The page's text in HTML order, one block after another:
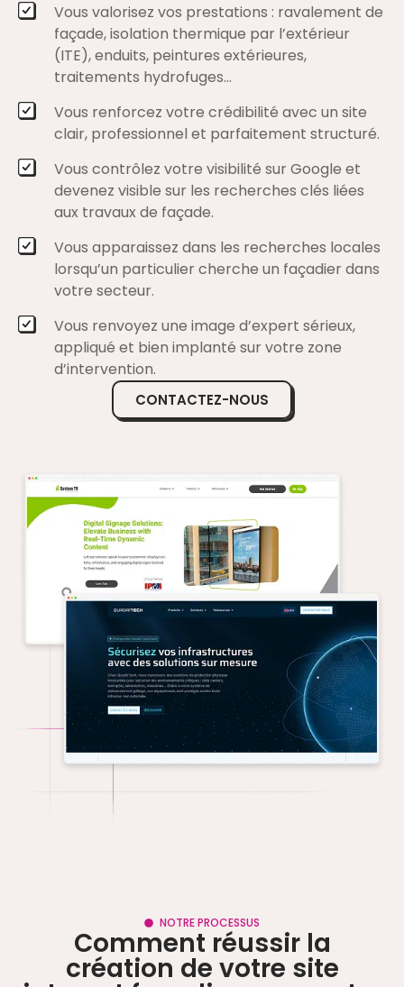
Vous valorisez vos prestations : ravalement de
façade, isolation thermique par l’extérieur
(ITE), enduits, peintures extérieures,
traitements hydrofuges…
Vous renforcez votre crédibilité avec un site
clair, professionnel et parfaitement structuré.
Vous contrôlez votre visibilité sur Google et
devenez visible sur les recherches clés liées
aux travaux de façade.
Vous apparaissez dans les recherches locales
lorsqu’un particulier cherche un façadier dans
votre secteur.
Vous renvoyez une image d’expert sérieux,
appliqué et bien implanté sur votre zone
d’intervention.
CONTACTEZ-NOUS
NOTRE PROCESSUS
Comment réussir la
création de votre site